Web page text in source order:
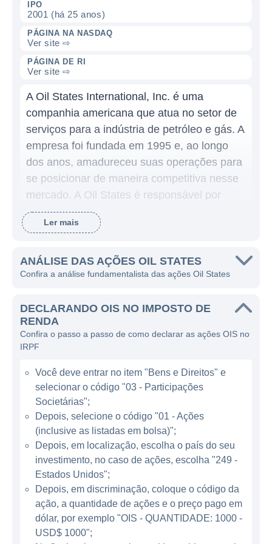
IPO
2001 (há 25 anos)
PÁGINA NA NASDAQ
Ver site ⇨
PÁGINA DE RI
Ver site ⇨
A Oil States International, Inc. é uma
companhia americana que atua no setor de
serviços para a indústria de petróleo e gás. A
empresa foi fundada em 1995 e, ao longo
dos anos, amadureceu suas operações para
se posicionar de maneira competitiva nesse
mercado. A Oil States é responsável por
oferecer uma vasta gama de serviços
essenciais que incluem fabricação e
serviços de aferição, instalação e
manutenção de equipamentos utilizados na
natural.
O portfólio de serviços da Oil States abrange
desde a fabricação de equipamentos de
perfuração e soluções de engenharia, até
serviços de suporte e manutenção de
operações no campo. Isso a torna uma
fornecedora integral para empresas que
atuam na exploração e produção de
hidrocarbonetos. A empresa possui uma
grande especialização em produtos de fundo
de poço, os quais são essenciais para a
operação de plataformas de perfuração.
ATUAÇÃO DA OIL STATES
Ler mais
ANÁLISE DAS AÇÕES OIL STATES
Confira a análise fundamentalista das ações Oil States
DECLARANDO OIS NO IMPOSTO DE
RENDA
Confira o passo a passo de como declarar as ações OIS no
IRPF
Você deve entrar no item "Bens e Direitos" e
selecionar o código "03 - Participações
Societárias";
Depois, selecione o código "01 - Ações
(inclusive as listadas em bolsa)";
Depois, em localização, escolha o país do seu
investimento, no caso de ações, escolha "249 -
Estados Unidos";
Depois, em discriminação, coloque o código da
ação, a quantidade de ações e o preço pago em
dólar, por exemplo "OIS - QUANTIDADE: 1000 -
USD$ 1000";